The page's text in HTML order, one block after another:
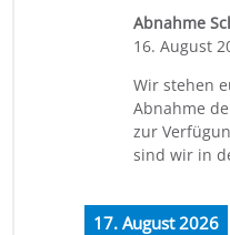
Abnahme
16. August
Wir stehen
Abnahme
zur
sind wir in
17. August 2026